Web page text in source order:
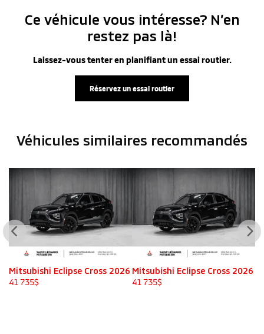
Ce véhicule vous intéresse? N’en
restez pas là!
Laissez-vous tenter en planifiant un essai routier.
Réservez un essai routier
Véhicules similaires recommandés
Mitsubishi Eclipse Cross 2026
41 735$
Mitsubishi Eclipse Cross 2026
41 735$